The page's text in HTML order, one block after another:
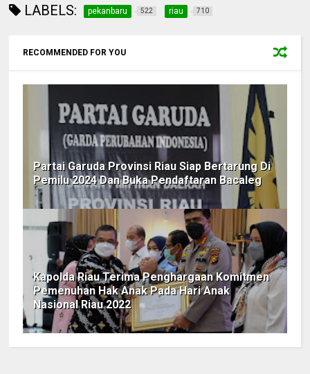
LABELS: pekanbaru 522 riau 710
RECOMMENDED FOR YOU
Partai Garuda Provinsi Riau Siap Bertarung Di
Pemilu 2024 Dan Buka Pendaftaran Bacaleg
Kapolda Riau Terima Penghargaan Komitmen
Pemenuhan Hak Anak Pada Hari Anak
Nasional Riau 2022